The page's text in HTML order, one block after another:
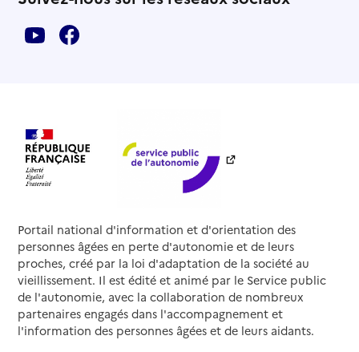
Portail national d'information et d'orientation des
personnes âgées en perte d'autonomie et de leurs
proches, créé par la loi d'adaptation de la société au
vieillissement. Il est édité et animé par le Service public
de l'autonomie, avec la collaboration de nombreux
partenaires engagés dans l'accompagnement et
l'information des personnes âgées et de leurs aidants.